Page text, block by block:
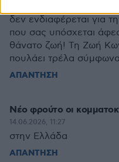
δεν ενδιαφέρεται για
που σας υπόσχεται
θάνατο ζωή! Τη Ζωή
πουλάει τρέλα
ΑΠΑΝΤΗΣΗ
Νέο φρούτο οι
14.06.2026, 11:27
στην Ελλάδα
ΑΠΑΝΤΗΣΗ